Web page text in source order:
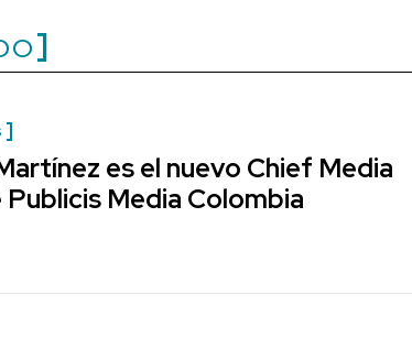
es el nuevo Chief Media
Media Colombia